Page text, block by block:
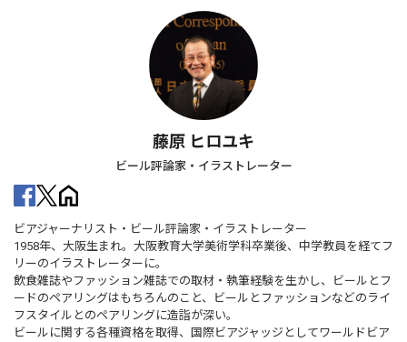
藤原 ヒロユキ
ビール評論家・イラストレーター
ビアジャーナリスト・ビール評論家・イラストレーター
1958年、大阪生まれ。大阪教育大学美術学科卒業後、中学教員を経てフ
リーのイラストレーターに。
飲食雑誌やファッション雑誌での取材・執筆経験を生かし、ビールとフ
ードのペアリングはもちろんのこと、ビールとファッションなどのライ
フスタイルとのペアリングに造詣が深い。
ビールに関する各種資格を取得、国際ビアジャッジとしてワールドビア